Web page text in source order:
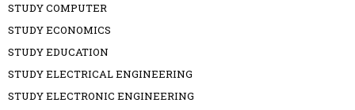
STUDY COMPUTER
STUDY ECONOMICS
STUDY EDUCATION
STUDY ELECTRICAL ENGINEERING
STUDY ELECTRONIC ENGINEERING